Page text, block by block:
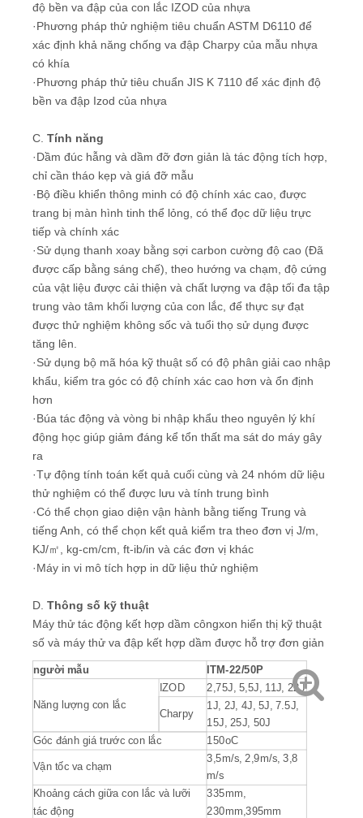
độ bền va đập của con lắc IZOD của nhựa
·Phương pháp thử nghiệm tiêu chuẩn ASTM D6110 để
xác định khả năng chống va đập Charpy của mẫu nhựa
có khía
·Phương pháp thử tiêu chuẩn JIS K 7110 để xác định độ
bền va đập Izod của nhựa
C. Tính năng
·Dầm đúc hẫng và dầm đỡ đơn giản là tác động tích hợp,
chỉ cần tháo kẹp và giá đỡ mẫu
·Bộ điều khiển thông minh có độ chính xác cao, được
trang bị màn hình tinh thể lỏng, có thể đọc dữ liệu trực
tiếp và chính xác
·Sử dụng thanh xoay bằng sợi carbon cường độ cao (Đã
được cấp bằng sáng chế), theo hướng va chạm, độ cứng
của vật liệu được cải thiện và chất lượng va đập tối đa tập
trung vào tâm khối lượng của con lắc, để thực sự đạt
được thử nghiệm không sốc và tuổi thọ sử dụng được
tăng lên.
·Sử dụng bộ mã hóa kỹ thuật số có độ phân giải cao nhập
khẩu, kiểm tra góc có độ chính xác cao hơn và ổn định
hơn
·Búa tác động và vòng bi nhập khẩu theo nguyên lý khí
động học giúp giảm đáng kể tổn thất ma sát do máy gây
ra
·Tự động tính toán kết quả cuối cùng và 24 nhóm dữ liệu
thử nghiệm có thể được lưu và tính trung bình
·Có thể chọn giao diện vận hành bằng tiếng Trung và
tiếng Anh, có thể chọn kết quả kiểm tra theo đơn vị J/m,
KJ/㎡, kg-cm/cm, ft-ib/in và các đơn vị khác
·Máy in vi mô tích hợp in dữ liệu thử nghiệm
D. Thông số kỹ thuật
Máy thử tác động kết hợp dầm côngxon hiển thị kỹ thuật
số và máy thử va đập kết hợp dầm được hỗ trợ đơn giản
người mẫu ITM-22/50P
Năng lượng con lắc
IZOD 2,75J, 5,5J, 11J, 22J
Charpy
1J, 2J, 4J, 5J, 7.5J,
15J, 25J, 50J
Góc đánh giá trước con lắc
150oC
Vận tốc va chạm
3,5m/s, 2,9m/s, 3,8
m/s
Khoảng cách giữa con lắc và lưỡi
tác động
335mm,
230mm,395mm